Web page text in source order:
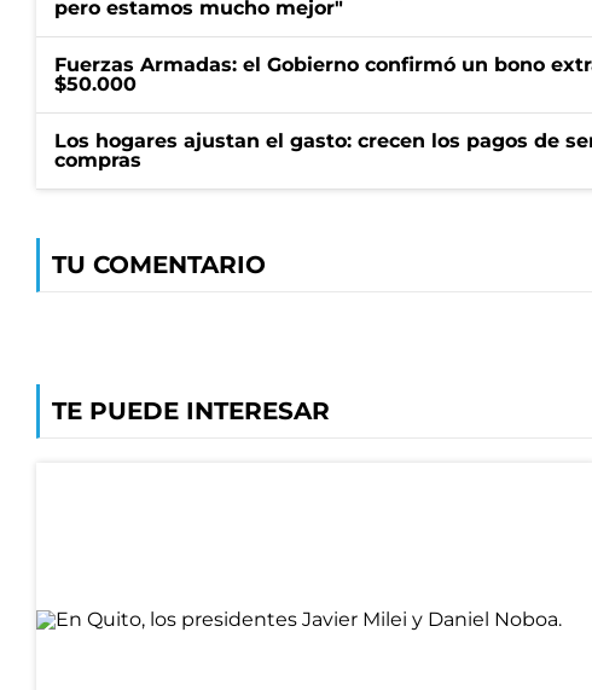
pero estamos mucho mejor"
Fuerzas Armadas: el Gobierno confirmó un bono
$50.000
Los hogares ajustan el gasto: crecen los pagos de
compras
TU COMENTARIO
TE PUEDE INTERESAR